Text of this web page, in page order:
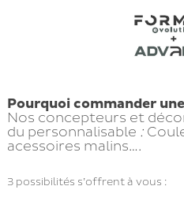
Pourquoi commander
Nos concepteurs et
du personnalisable :
acessoires malins….
3 possibilités s’offrent à vous :